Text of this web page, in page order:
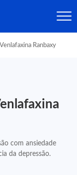
Ranbaxy
com ansiedade
da depressão.